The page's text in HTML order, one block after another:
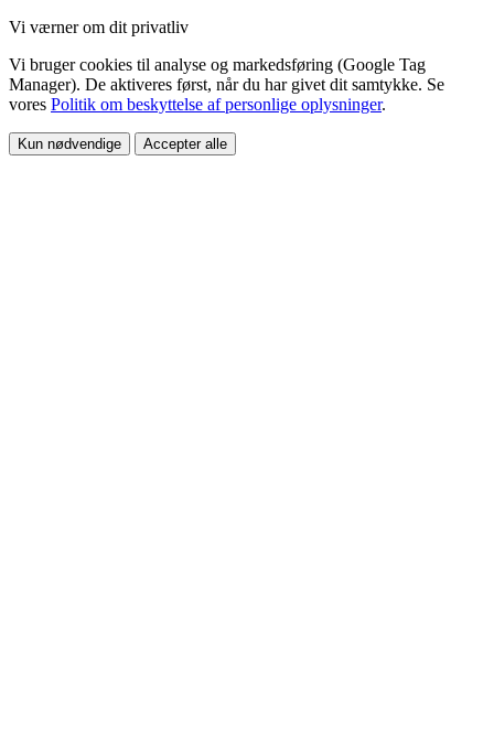
Vi værner om dit privatliv
Vi bruger cookies til analyse og markedsføring (Google Tag
Manager). De aktiveres først, når du har givet dit samtykke. Se
vores Politik om beskyttelse af personlige oplysninger.
Kun nødvendige Accepter alle